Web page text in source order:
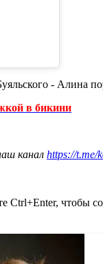
- Алина
в бикини
канал https://t.me/
Ctrl+Enter, чтобы